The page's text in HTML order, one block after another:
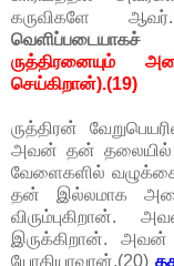
கருவிகளே
ருத்திரனையும்
செய்கிறான்).(19)
ருத்திரன்
அவன் தன் தலையில்
வேளைகளில்
தன் இல்லமாக
இருக்கிறான். அவன்
யோகியாவான்.(20)